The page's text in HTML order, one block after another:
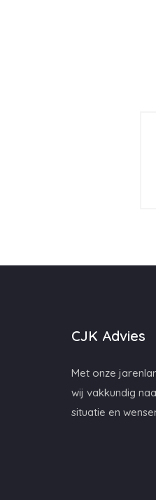
CJK Advies
Met onze
wij vakkundig
situatie en